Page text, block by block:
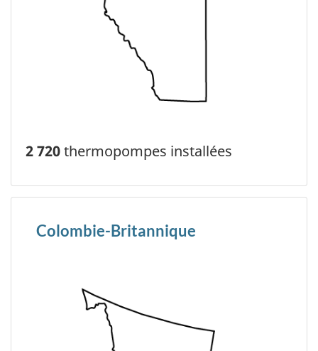
2 720thermopompes installées
Colombie-Britannique